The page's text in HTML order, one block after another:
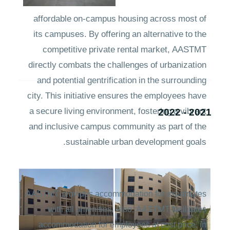
AASTMT provides comprehensive, safe, and
affordable on-campus housing across most of
its campuses. By offering an alternative to the
competitive private rental market, AASTMT
directly combats the challenges of urbanization
and potential gentrification in the surrounding
city. This initiative ensures the employees have
a secure living environment, fostering a vibrant
and inclusive campus community as part of the
sustainable urban development goals.
2021 - 2022
AASTMT provides accommodation for expatriates
with all amenities. Also, AASTMT facilitates
accommodation for employees at cost price, in